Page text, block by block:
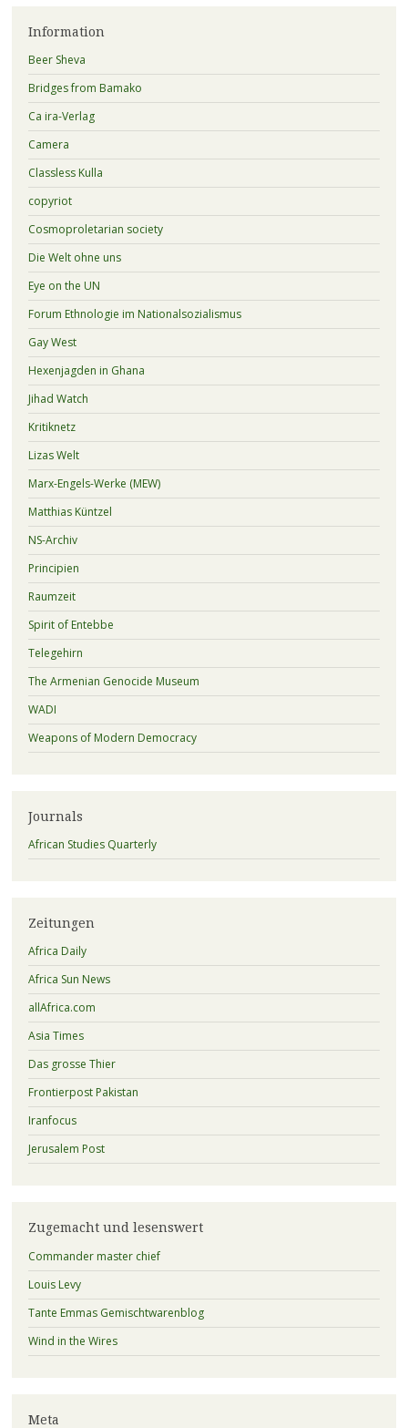
Information
Beer Sheva
Bridges from Bamako
Ca ira-Verlag
Camera
Classless Kulla
copyriot
Cosmoproletarian society
Die Welt ohne uns
Eye on the UN
Forum Ethnologie im Nationalsozialismus
Gay West
Hexenjagden in Ghana
Jihad Watch
Kritiknetz
Lizas Welt
Marx-Engels-Werke (MEW)
Matthias Küntzel
NS-Archiv
Principien
Raumzeit
Spirit of Entebbe
Telegehirn
The Armenian Genocide Museum
WADI
Weapons of Modern Democracy
Journals
African Studies Quarterly
Zeitungen
Africa Daily
Africa Sun News
allAfrica.com
Asia Times
Das grosse Thier
Frontierpost Pakistan
Iranfocus
Jerusalem Post
Zugemacht und lesenswert
Commander master chief
Louis Levy
Tante Emmas Gemischtwarenblog
Wind in the Wires
Meta